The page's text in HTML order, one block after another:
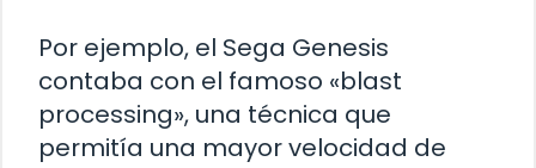
Por ejemplo, el Sega Genesis
contaba con el famoso «blast
processing», una técnica que
permitía una mayor velocidad de